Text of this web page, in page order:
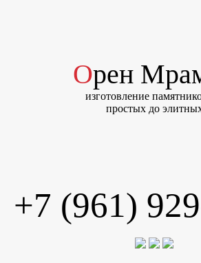
Орен
изготовление
простых до
+7 (961)